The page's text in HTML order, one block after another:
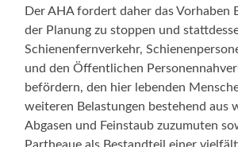
Der AHA fordert daher das Vorhaben
der Planung zu stoppen und
Schienenfernverkehr,
und den Öffentlichen
befördern, den hier lebenden
weiteren Belastungen bestehend aus
Abgasen und Feinstaub zuzumuten
Partheaue als Bestandteil einer